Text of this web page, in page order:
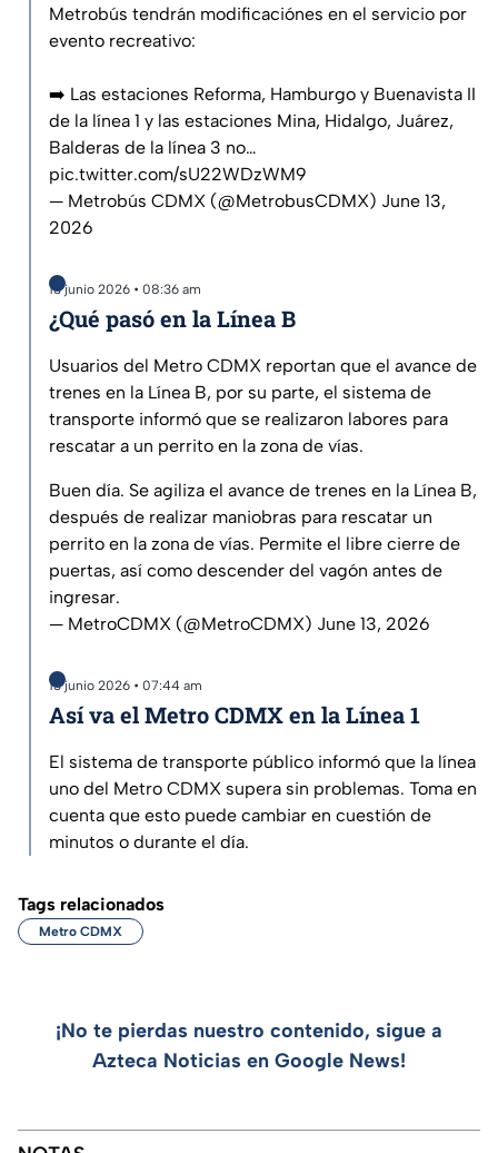
Metrobús tendrán modificaciónes en el servicio por
evento recreativo:
➡️ Las estaciones Reforma, Hamburgo y Buenavista II
de la línea 1 y las estaciones Mina, Hidalgo, Juárez,
Balderas de la línea 3 no…
pic.twitter.com/sU22WDzWM9
— Metrobús CDMX (@MetrobusCDMX) June 13,
2026
13 junio 2026 • 08:36 am
¿Qué pasó en la Línea B
Usuarios del Metro CDMX reportan que el avance de
trenes en la Línea B, por su parte, el sistema de
transporte informó que se realizaron labores para
rescatar a un perrito en la zona de vías.
Buen día. Se agiliza el avance de trenes en la Línea B,
después de realizar maniobras para rescatar un
perrito en la zona de vías. Permite el libre cierre de
puertas, así como descender del vagón antes de
ingresar.
— MetroCDMX (@MetroCDMX) June 13, 2026
13 junio 2026 • 07:44 am
Así va el Metro CDMX en la Línea 1
El sistema de transporte público informó que la línea
uno del Metro CDMX supera sin problemas. Toma en
cuenta que esto puede cambiar en cuestión de
minutos o durante el día.
Tags relacionados
Metro CDMX
¡No te pierdas nuestro contenido, sigue a
Azteca Noticias en Google News!